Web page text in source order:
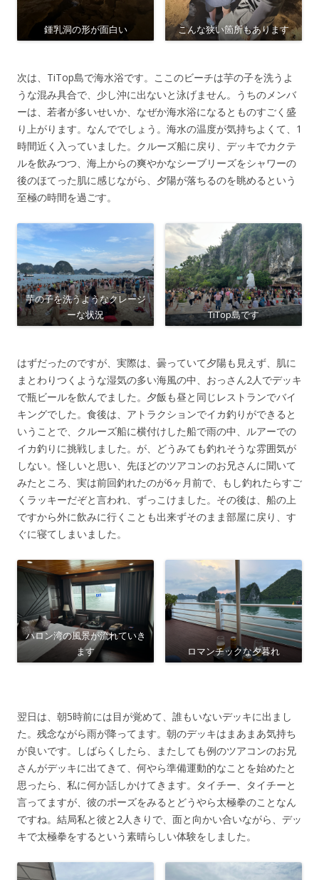
鍾乳洞の形が面白い こんな狭い箇所もあります
次は、TiTop島で海水浴です。ここのビーチは芋の子を洗うよ
うな混み具合で、少し沖に出ないと泳げません。うちのメンバ
ーは、若者が多いせいか、なぜか海水浴になるとものすごく盛
り上がります。なんででしょう。海水の温度が気持ちよくて、1
時間近く入っていました。クルーズ船に戻り、デッキでカクテ
ルを飲みつつ、海上からの爽やかなシーブリーズをシャワーの
後のほてった肌に感じながら、夕陽が落ちるのを眺めるという
至極の時間を過ごす。
芋の子を洗うようなクレージ
ーな状況
TiTop島です
はずだったのですが、実際は、曇っていて夕陽も見えず、肌に
まとわりつくような湿気の多い海風の中、おっさん2人でデッキ
で瓶ビールを飲んでました。夕飯も昼と同じレストランでバイ
キングでした。食後は、アトラクションでイカ釣りができると
いうことで、クルーズ船に横付けした船で雨の中、ルアーでの
イカ釣りに挑戦しました。が、どうみても釣れそうな雰囲気が
しない。怪しいと思い、先ほどのツアコンのお兄さんに聞いて
みたところ、実は前回釣れたのが6ヶ月前で、もし釣れたらすご
くラッキーだぞと言われ、ずっこけました。その後は、船の上
ですから外に飲みに行くことも出来ずそのまま部屋に戻り、す
ぐに寝てしまいました。
ハロン湾の風景が流れていき
ます
ロマンチックな夕暮れ
翌日は、朝5時前には目が覚めて、誰もいないデッキに出まし
た。残念ながら雨が降ってます。朝のデッキはまあまあ気持ち
が良いです。しばらくしたら、またしても例のツアコンのお兄
さんがデッキに出てきて、何やら準備運動的なことを始めたと
思ったら、私に何か話しかけてきます。タイチー、タイチーと
言ってますが、彼のポーズをみるとどうやら太極拳のことなん
ですね。結局私と彼と2人きりで、面と向かい合いながら、デッ
キで太極拳をするという素晴らしい体験をしました。